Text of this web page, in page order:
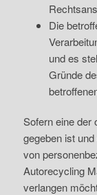
Die
und es
Gründe
Sofern eine der
gegeben ist
von
Autorecycling
verlangen